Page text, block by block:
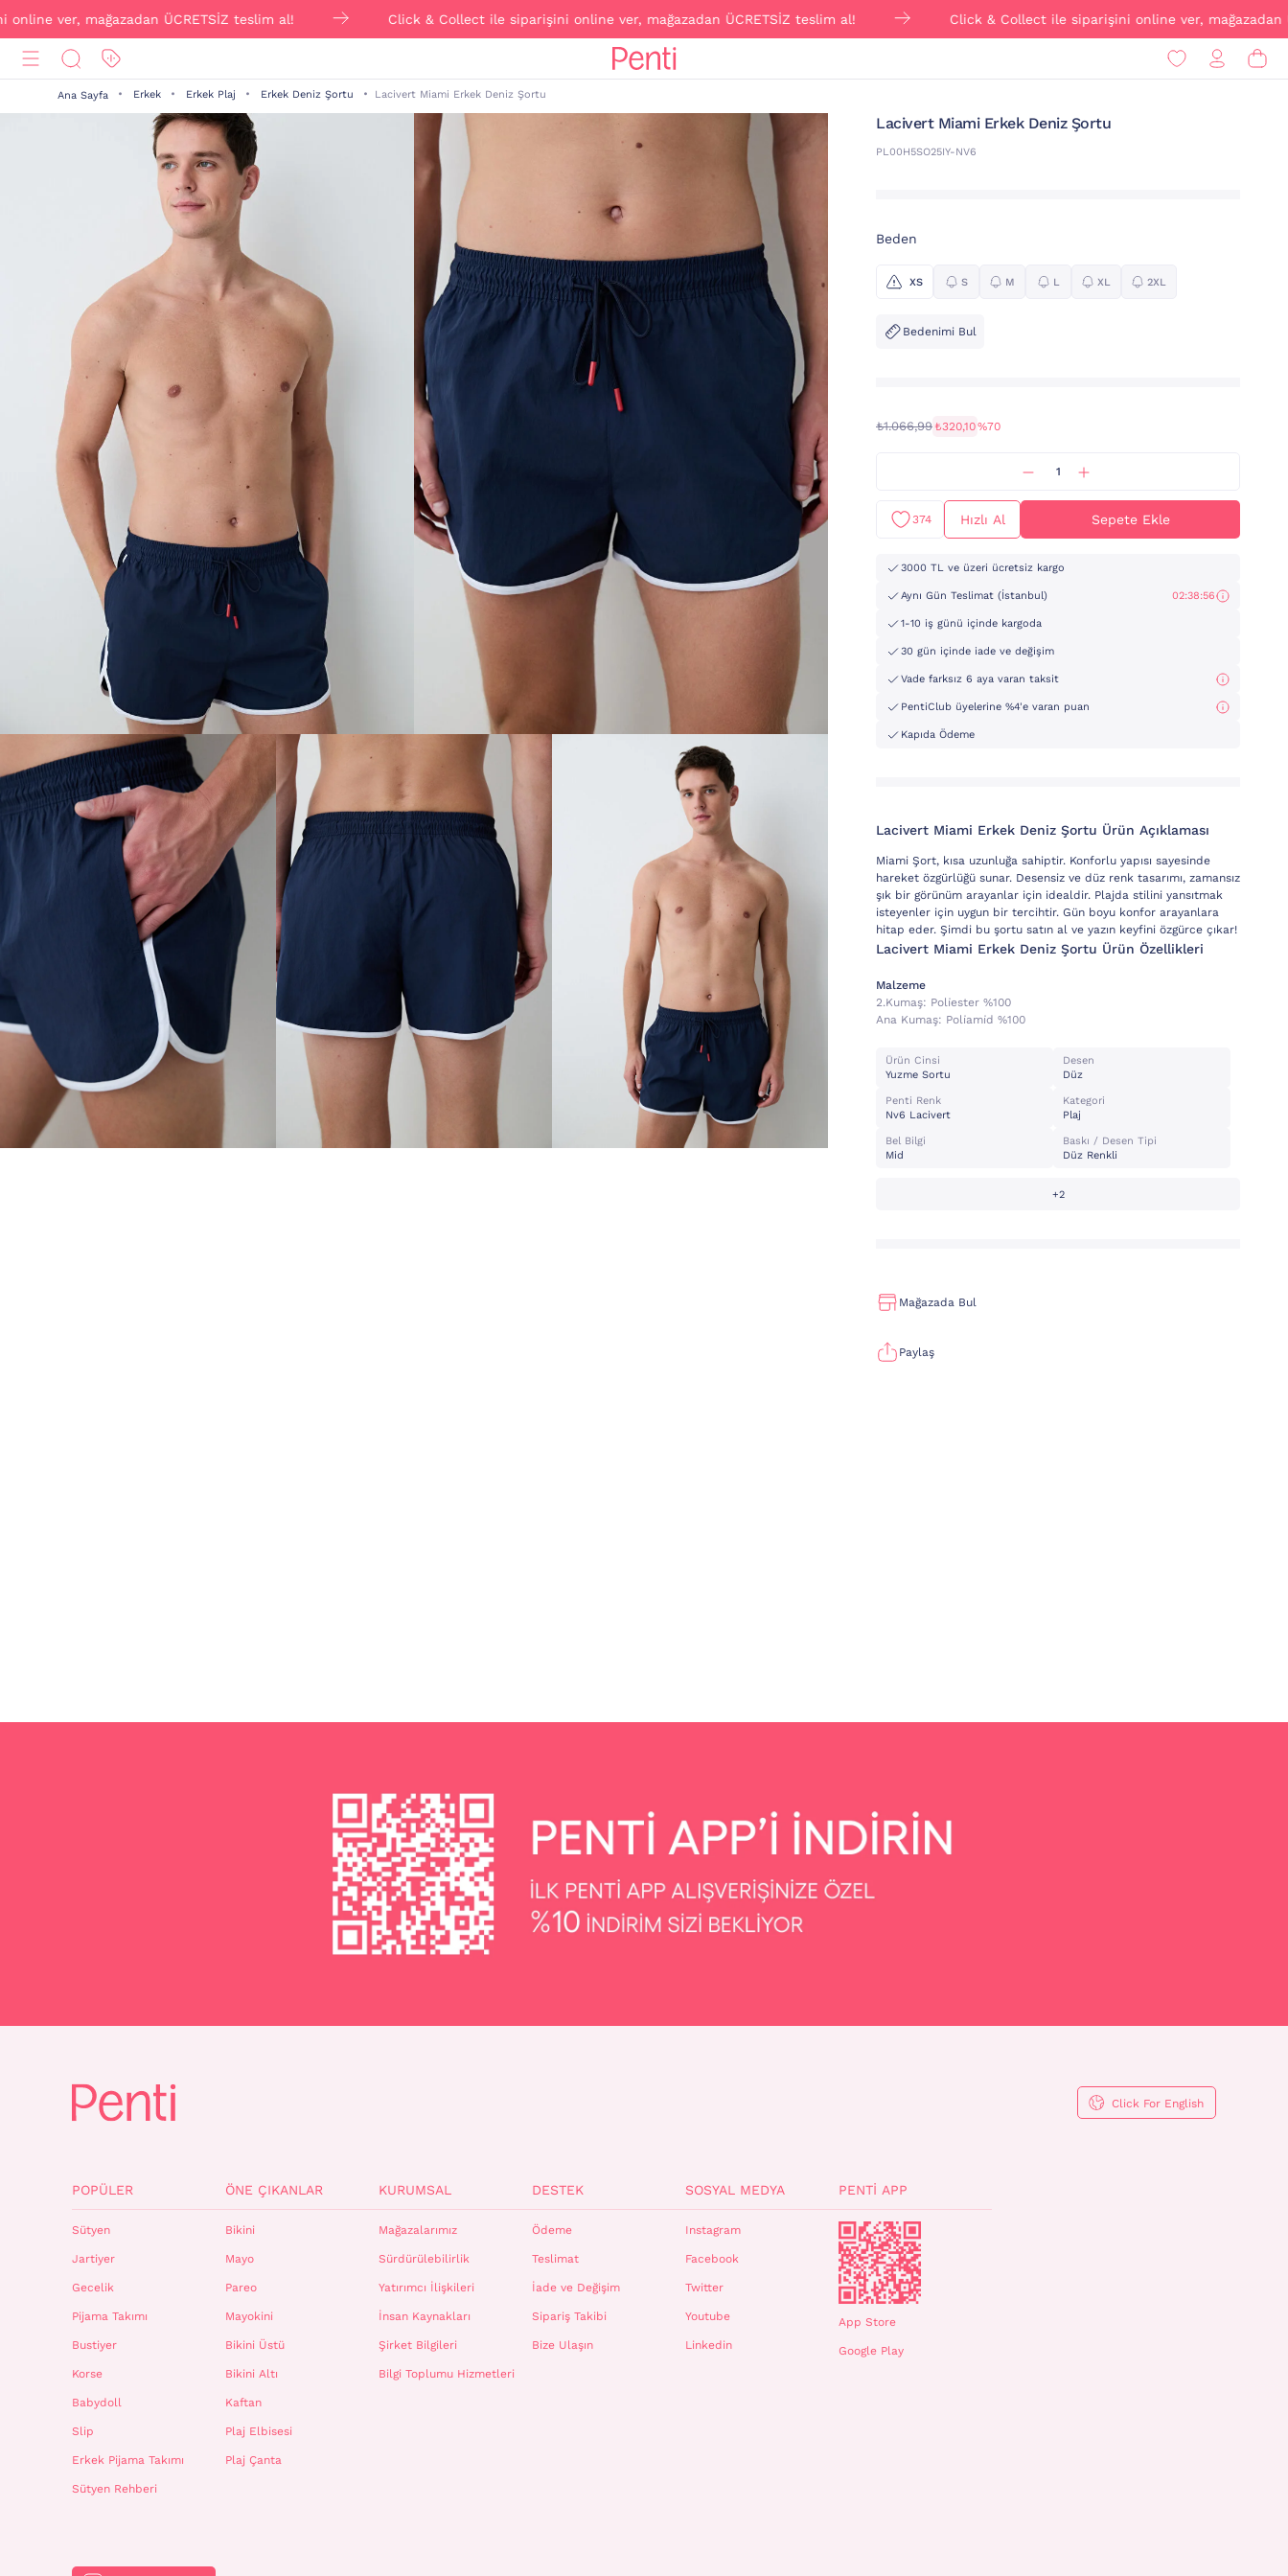
ver, mağazadan ÜCRETSİZ teslim al! Click & Collect ile siparişini online ver, mağazadan ÜCRETSİZ teslim al! Click & Collect ile siparişini online ver, mağazadan
Ana Sayfa Erkek Erkek Plaj Erkek Deniz Şortu Lacivert Miami Erkek Deniz Şortu
Lacivert Miami Erkek Deniz Şortu
PL00H5SO25IY-NV6
Beden
XS S M L XL 2XL
Bedenimi Bul
₺1.066,99 ₺320,10%70
374 Hızlı Al Sepete Ekle
3000 TL ve üzeri ücretsiz kargo
Aynı Gün Teslimat (İstanbul) 02:38:55
1-10 iş günü içinde kargoda
30 gün içinde iade ve değişim
Vade farksız 6 aya varan taksit
PentiClub üyelerine %4'e varan puan
Kapıda Ödeme
Lacivert Miami Erkek Deniz Şortu Ürün Açıklaması
Miami Şort, kısa uzunluğa sahiptir. Konforlu yapısı sayesinde
hareket özgürlüğü sunar. Desensiz ve düz renk tasarımı, zamansız
şık bir görünüm arayanlar için idealdir. Plajda stilini yansıtmak
isteyenler için uygun bir tercihtir. Gün boyu konfor arayanlara
hitap eder. Şimdi bu şortu satın al ve yazın keyfini özgürce çıkar!
Lacivert Miami Erkek Deniz Şortu Ürün Özellikleri
Malzeme
2.kumaş: Poli̇ester %100
Ana Kumaş: Poli̇ami̇d %100
Ürün Cinsi
Yuzme Sortu
Desen
Düz
Penti Renk
Nv6 Lacivert
Kategori
Plaj
Bel Bilgi
Mid
Baskı / Desen Tipi
Düz Renkli
+2
Mağazada Bul
Paylaş
Click For English
POPÜLER
Sütyen
Jartiyer
Gecelik
Pijama Takımı
Bustiyer
Korse
Babydoll
Slip
Erkek Pijama Takımı
Sütyen Rehberi
ÖNE ÇIKANLAR
Bikini
Mayo
Pareo
Mayokini
Bikini Üstü
Bikini Altı
Kaftan
Plaj Elbisesi
Plaj Çanta
KURUMSAL
Mağazalarımız
Sürdürülebilirlik
Yatırımcı İlişkileri
İnsan Kaynakları
Şirket Bilgileri
Bilgi Toplumu Hizmetleri
DESTEK
Ödeme
Teslimat
İade ve Değişim
Sipariş Takibi
Bize Ulaşın
SOSYAL MEDYA
Instagram
Facebook
Twitter
Youtube
Linkedin
PENTI APP
App Store
Google Play